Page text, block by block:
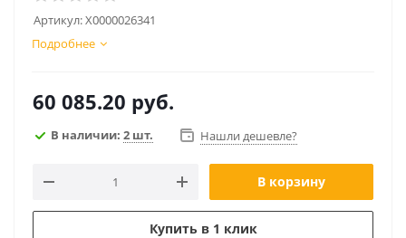
Артикул:Х0000026341
Подробнее
60 085.20 руб.
В наличии: 2 шт. Нашли дешевле?
В корзину
Купить в 1 клик